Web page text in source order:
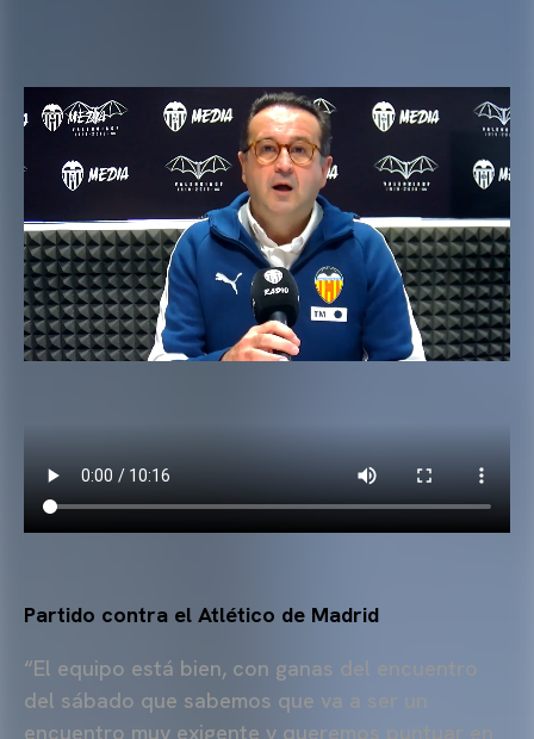
Partido contra el Atlético de Madrid
“El equipo está bien, con ganas del encuentro
del sábado que sabemos que va a ser un
encuentro muy exigente y queremos puntuar en